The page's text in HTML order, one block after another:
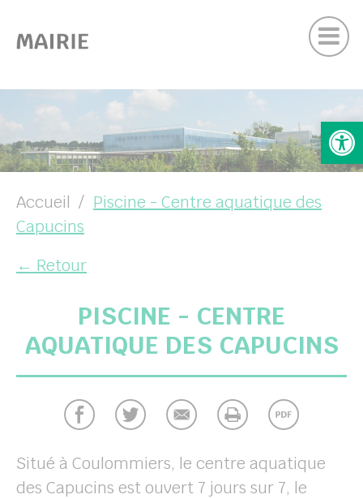
( VOTRE COMMUNE )
( DÉMARCHES )
( SERVICES )
( VIE LOCALE )
Suivez-nous sur Facebook
Accueil
Piscine - Centre aquatique des
Capucins
← Retour
PISCINE - CENTRE
AQUATIQUE DES CAPUCINS
Situé à Coulommiers, le centre aquatique
des Capucins est ouvert 7 jours sur 7, le